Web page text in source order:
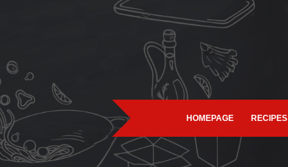
HOMEPAGE RECIPES